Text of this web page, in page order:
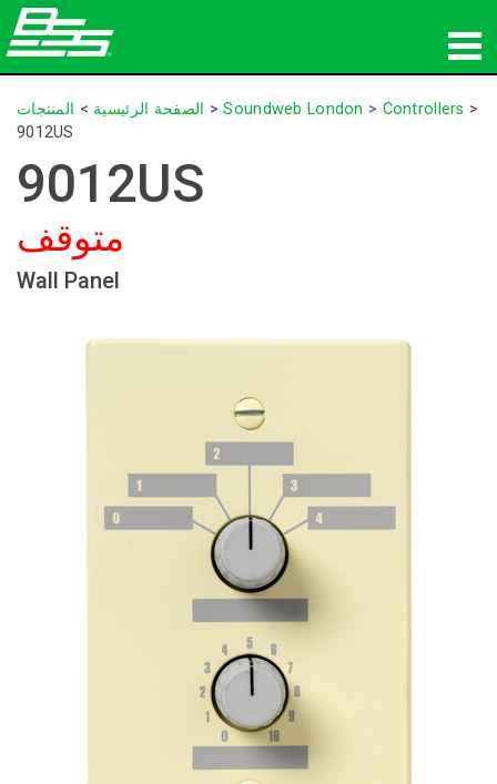
المنتجات
أين تشتري
الأخبار
الصفحة الرئيسية > المنتجات >Soundweb London > Controllers >
9012US
9012US
متوقف
Wall Panel